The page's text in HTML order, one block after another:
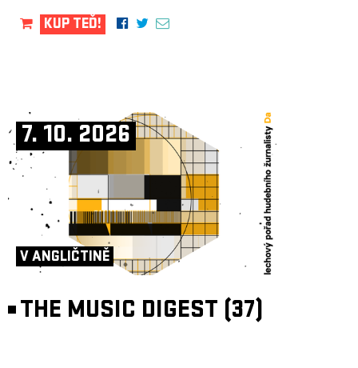
KUP TEĎ!
7. 10. 2026
V ANGLIČTINĚ
THE MUSIC DIGEST (37)